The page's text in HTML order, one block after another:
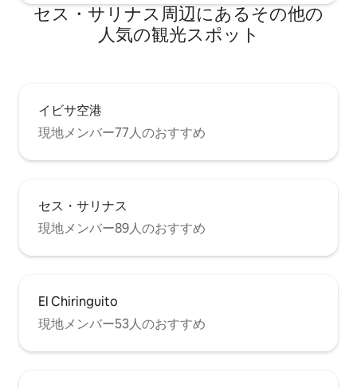
セス・サリナス⁠周⁠辺⁠に⁠あ⁠るそ⁠の⁠他⁠の
人⁠気⁠の観⁠光⁠ス⁠ポ⁠ッ⁠ト
イビサ空港
現地メンバー77人のおすすめ
セス・サリナス
現地メンバー89人のおすすめ
El Chiringuito
現地メンバー53人のおすすめ